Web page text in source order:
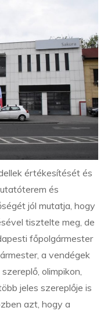
értékesítését és
és
jól mutatja, hogy
tisztelte meg, de
főpolgármester
a vendégek
olimpikon,
jeles szereplője is
azt, hogy a